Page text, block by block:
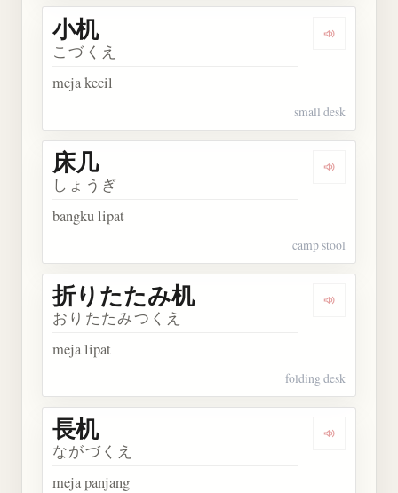
Dengarkan
小机
こづくえ
meja kecil
small desk
Dengarkan
床几
しょうぎ
bangku lipat
camp stool
Dengarkan
折りたたみ机
おりたたみつくえ
meja lipat
folding desk
Dengarkan
長机
ながづくえ
meja panjang